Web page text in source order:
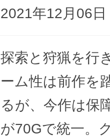
2021年12月06日
探索と狩猟を行
ーム性は前作を
るが、今作は保
が70Gで統一。